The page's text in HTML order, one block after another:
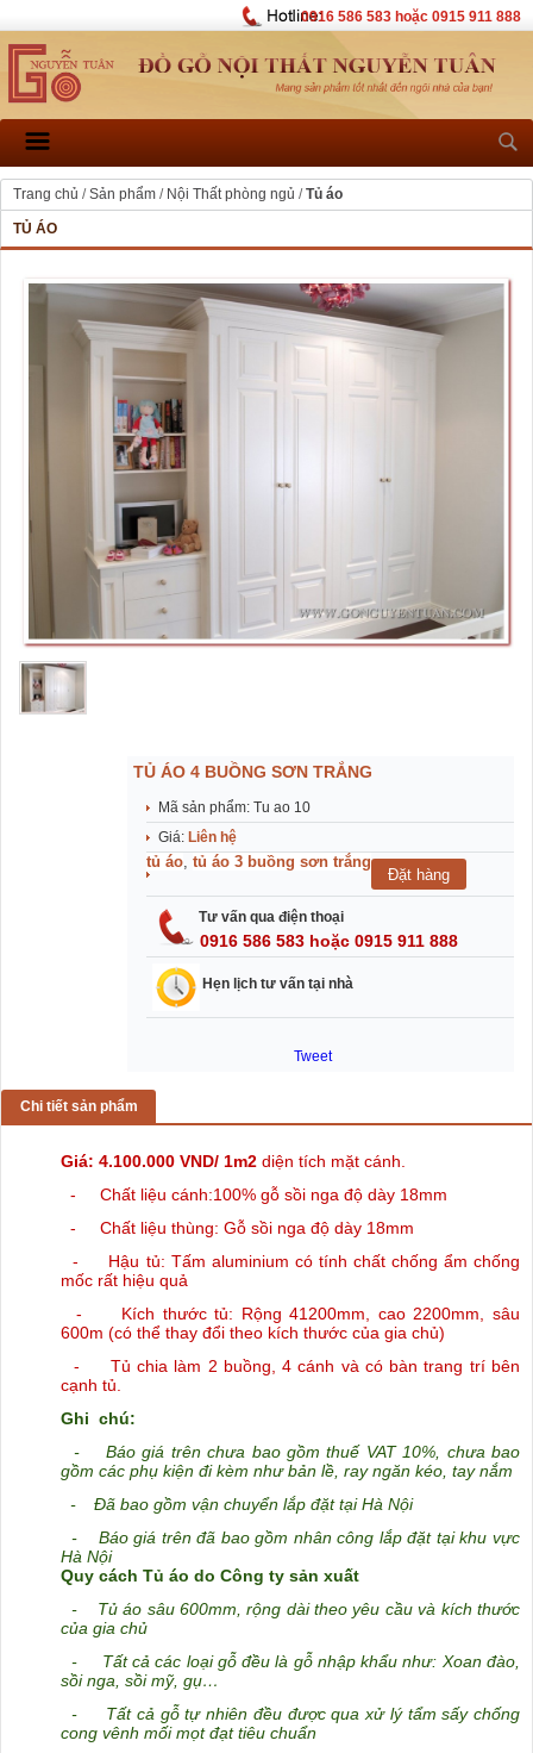
0916 586 583 hoặc 0915 911 888
Trang chủ /Sản phẩm / Nội Thất phòng ngủ /Tủ áo
TỦ ÁO
TỦ ÁO 4 BUỒNG SƠN TRẮNG
Mã sản phẩm: Tu ao 10
Giá: Liên hệ
tủ áo, tủ áo 3 buồng sơn trắng
Tư vấn qua điện thoại
0916 586 583 hoặc 0915 911 888
Hẹn lịch tư vấn tại nhà
Tweet
Chi tiết sản phẩm
Giá: 4.100.000 VND/ 1m2 diện tích mặt cánh.
- Chất liệu cánh:100% gỗ sồi nga độ dày 18mm
- Chất liệu thùng: Gỗ sồi nga độ dày 18mm
- Hậu tủ: Tấm aluminium có tính chất chống ẩm chống
mốc rất hiệu quả
- Kích thước tủ: Rộng 41200mm, cao 2200mm, sâu
600m (có thể thay đổi theo kích thước của gia chủ)
- Tủ chia làm 2 buồng, 4 cánh và có bàn trang trí bên
cạnh tủ.
Ghi chú:
-
Báo giá trên chưa bao gồm thuế VAT 10%, chưa bao
gồm các phụ kiện đi kèm như bản lề, ray ngăn kéo, tay nắm
-
Đã bao gồm vận chuyển lắp đặt tại Hà Nội
-
Báo giá trên đã bao gồm nhân công lắp đặt tại khu vực
Hà Nội
Quy cách Tủ áo do Công ty sản xuất
-
Tủ áo sâu 600mm, rộng dài theo yêu cầu và kích thước
của gia chủ
- Tất cả các loại gỗ đều là gỗ nhập khẩu như: Xoan đào,
sồi nga, sồi mỹ, gụ…
- Tất cả gỗ tự nhiên đều được qua xử lý tẩm sấy chống
cong vênh mối mọt đạt tiêu chuẩn